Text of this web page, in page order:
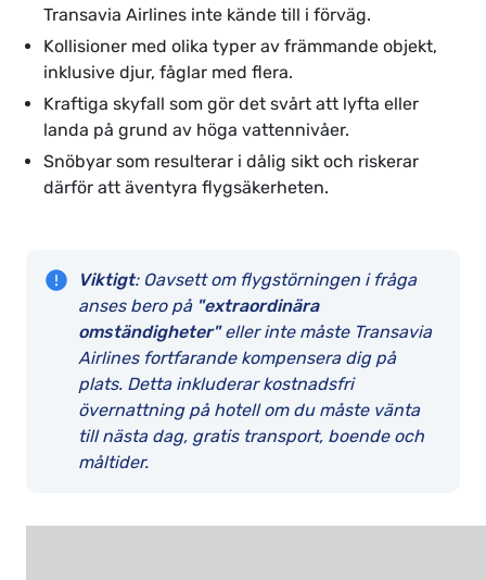
Transavia Airlines inte kände till i förväg.
Kollisioner med olika typer av främmande objekt,
inklusive djur, fåglar med flera.
Kraftiga skyfall som gör det svårt att lyfta eller
landa på grund av höga vattennivåer.
Snöbyar som resulterar i dålig sikt och riskerar
därför att äventyra flygsäkerheten.
Viktigt: Oavsett om flygstörningen i fråga
anses bero på "extraordinära
omständigheter"eller inte måste Transavia
Airlines fortfarande kompensera dig på
plats. Detta inkluderar kostnadsfri
övernattning på hotell om du måste vänta
till nästa dag, gratis transport, boende och
måltider.